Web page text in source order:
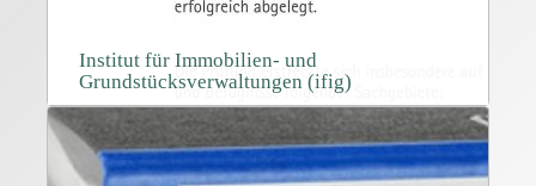
Institut für Immobilien- und
Grundstücksverwaltungen (ifig)